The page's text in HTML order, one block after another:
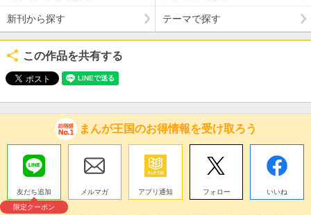
新刊から探す テーマで探す
この作品を共有する
まんが王国のお得情報を受け取ろう
友だち追加
限定クーポン
メルマガ アプリ通知 フォロー いいね